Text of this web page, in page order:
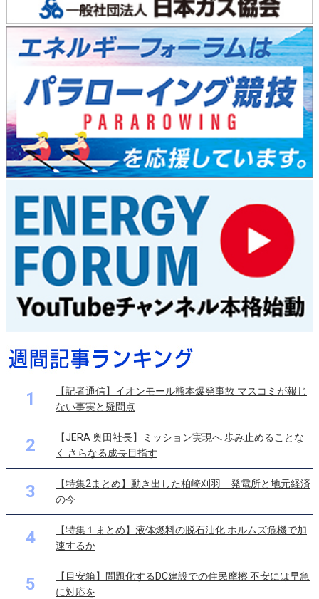
1
【記者通信】イオンモール熊本爆発事故 マスコミが報じ
ない事実と疑問点
2
【JERA 奥田社長】ミッション実現へ 歩み止めることな
く さらなる成長目指す
3
【特集2まとめ】動き出した柏崎刈羽 発電所と地元経済
の今
4
【特集１まとめ】液体燃料の脱石油化 ホルムズ危機で加
速するか
5
【目安箱】問題化するDC建設での住民摩擦 不安には早急
に対応を